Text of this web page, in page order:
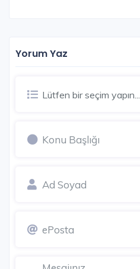
Yorum Yaz
Lütfen bir seçim yapın...